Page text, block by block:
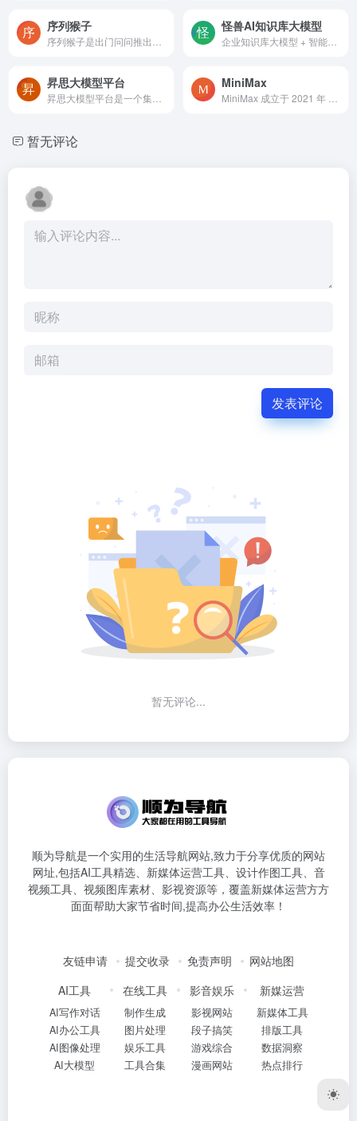
序列猴子 怪兽AI知识库大模型
昇思大模型平台 MiniMax
暂无评论
发表评论
暂无评论...
顺为导航是一个实用的生活导航网站,致力于分享优质的网站
网址,包括AI工具精选、新媒体运营工具、设计作图工具、音
视频工具、视频图库素材、影视资源等，覆盖新媒体运营方方
面面帮助大家节省时间,提高办公生活效率！
友链申请 提交收录 免责声明
网站地图
AI工具
AI写作对话
AI办公工具
AI图像处理
AI大模型
在线工具
制作生成
图片处理
娱乐工具
工具合集
影音娱乐
影视网站
段子搞笑
游戏综合
漫画网站
新媒运营
新媒体工具
排版工具
数据洞察
热点排行